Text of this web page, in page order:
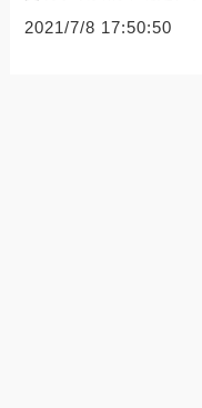
2021/7/8 17:50:50